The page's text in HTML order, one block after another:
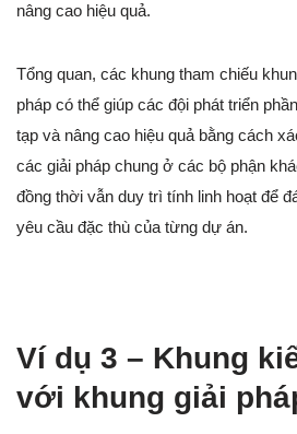
nâng cao hiệu quả.
Tổng quan, các khung tham chiếu
pháp có thể giúp các đội phát triển
tạp và nâng cao hiệu quả bằng cách
các giải pháp chung ở các bộ phận
đồng thời vẫn duy trì tính linh hoạt để
yêu cầu đặc thù của từng dự án.
Ví dụ 3 – Khung
với khung giải